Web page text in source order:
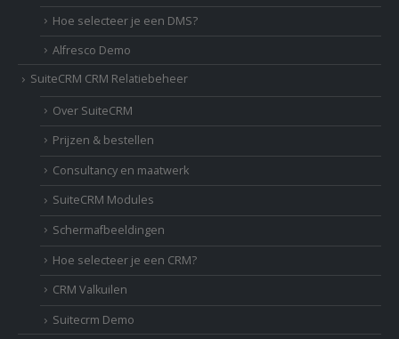
Hoe selecteer je een DMS?
Alfresco Demo
SuiteCRM CRM Relatiebeheer
Over SuiteCRM
Prijzen & bestellen
Consultancy en maatwerk
SuiteCRM Modules
Schermafbeeldingen
Hoe selecteer je een CRM?
CRM Valkuilen
Suitecrm Demo